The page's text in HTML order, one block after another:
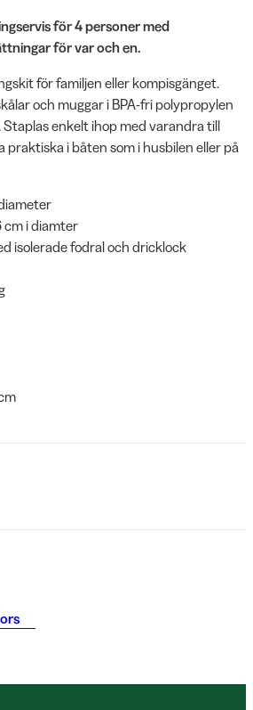
för 4 personer med
för var och en.
för familjen eller kompisgänget.
och muggar i BPA-fri polypropylen
enkelt ihop med varandra till
praktiska i båten som i husbilen eller på
cm i diamter
isolerade fodral och dricklock